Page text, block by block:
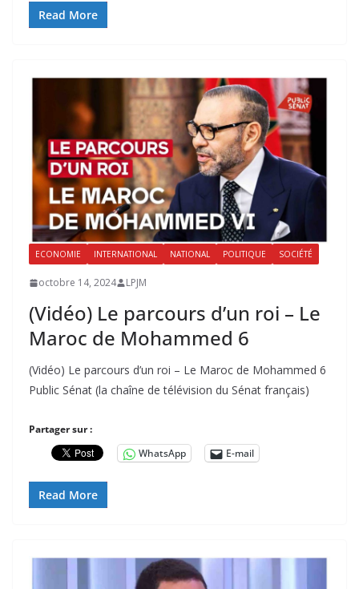
Read More
ECONOMIE INTERNATIONAL NATIONAL POLITIQUE SOCIÉTÉ
octobre 14, 2024 LPJM
(Vidéo) Le parcours d’un roi – Le
Maroc de Mohammed 6
(Vidéo) Le parcours d’un roi – Le Maroc de Mohammed 6
Public Sénat (la chaîne de télévision du Sénat français)
Partager sur :
WhatsApp
E-mail
Read More